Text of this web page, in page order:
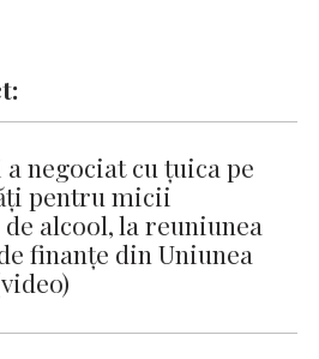
negociat cu ţuica pe
pentru micii
alcool, la reuniunea
finanțe din Uniunea